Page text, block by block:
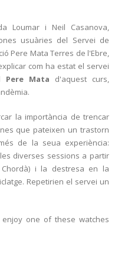
Loumar i Neil Casanova,
usuàries del Servei de
Pere Mata Terres de l'Ebre,
com ha estat el servei
Pere Mata d'aquest curs,
la importància de trencar
que pateixen un trastorn
de la seua experiència:
diverses sessions a partir
i la destresa en la
Repetirien el servei un
enjoy one of these watches